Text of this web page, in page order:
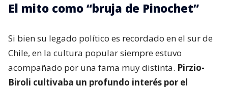
El mito como “bruja de Pinochet”
Si bien su legado político es recordado en el sur de
Chile, en la cultura popular siempre estuvo
acompañado por una fama muy distinta. Pirzio-
Biroli cultivaba un profundo interés por el